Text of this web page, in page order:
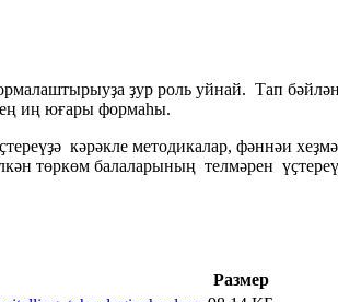
ҙур роль уйнай. Тап
иң юғары формаһы.
кәрәкле методикалар, фәннәи
төркөм балаларының телмәрен
Размер